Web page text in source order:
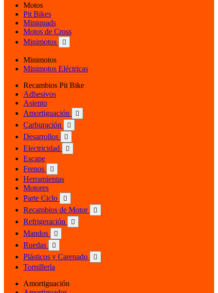
Motos
Pit Bikes
Miniquads
Motos de Cross
Minimotos

Minimotos
Minimotos Eléctricas
Recambios Pit Bike
Adhesivos
Asiento
Amortiguación

Carburación 
Desarrollos 
Electricidad 
Escape
Frenos

Herramientas
Motores
Parte Ciclo

Recambios de Motor 
Refrigeración 
Mandos 
Ruedas 
Plásticos y Carenado 
Tornillería
Amortiguación